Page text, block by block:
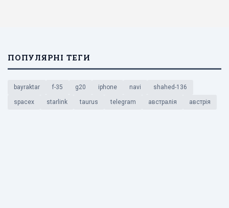
ПОПУЛЯРНІ ТЕГИ
bayraktar f-35 g20 iphone navi shahed-136
spacex starlink taurus telegram австралія австрія